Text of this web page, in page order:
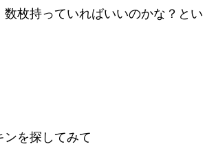
数枚持っていればいいのかな？とい
を探してみて